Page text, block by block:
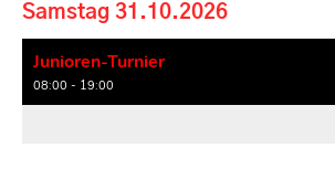
Samstag 31.10.2026
Junioren-Turnier
08:00 - 19:00